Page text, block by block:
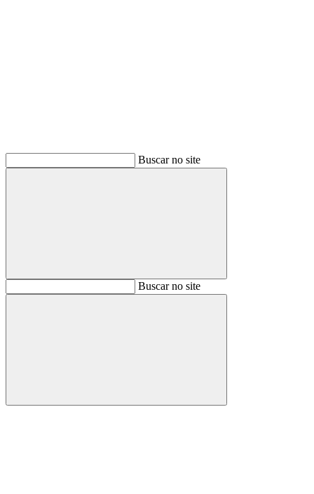
Buscar no site
BuscarBuscar no site
Buscar